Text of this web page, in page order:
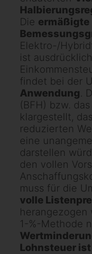
Die ermäßigte
Elektro-/
ist
findet bei der
Anwendung.
(BFH) bzw.
klargestellt,
reduzierten
eine
darstellen
den vollen
muss für die
volle
herangezogen
1-%-Methode
Lohnsteuer